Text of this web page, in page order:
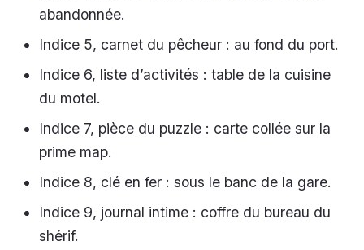
abandonnée.
Indice 5, carnet du pêcheur : au fond du port.
Indice 6, liste d’activités : table de la cuisine
du motel.
Indice 7, pièce du puzzle : carte collée sur la
prime map.
Indice 8, clé en fer : sous le banc de la gare.
Indice 9, journal intime : coffre du bureau du
shérif.